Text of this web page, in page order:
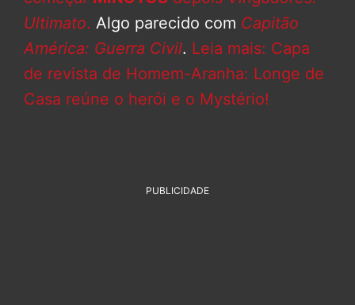
Ultimato. Algo parecido com Capitão
América: Guerra Civil. Leia mais: Capa
de revista de Homem-Aranha: Longe de
Casa reúne o herói e o Mystério!
PUBLICIDADE